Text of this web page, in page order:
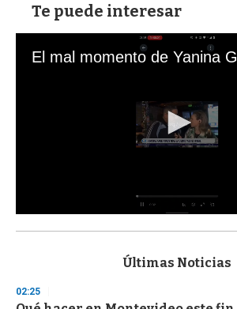
Te puede interesar
s
d
Últimas Noticias
02:25